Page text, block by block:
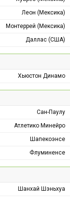
Леон (Мексика)
Монтеррей (Мексика)
Даллас (США)
Хьюстон Динамо
Сан-Паулу
Атлетико Минейро
Шапекоэнсе
Флуминенсе
Шанхай Шэньхуа